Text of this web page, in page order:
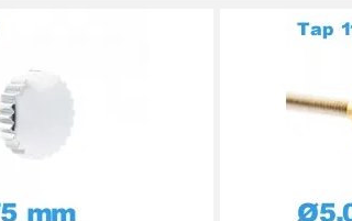
5,90 €
Kit - Changer la pile d'une montre -